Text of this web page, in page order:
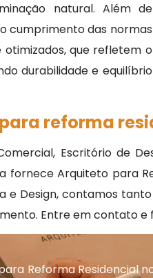
natural. Além de
cumprimento das normas
otimizados, que refletem o
durabilidade e equilíbrio
reforma
Escritório de
Arquiteto para
e Design, contamos
Entre em contato e
Reforma Residencial